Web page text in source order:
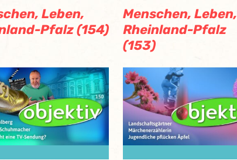
Leben,
Pfalz (154)
Menschen, Leben,
Rheinland-Pfalz
(153)